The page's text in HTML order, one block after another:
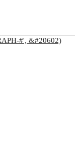
#', &#20602)